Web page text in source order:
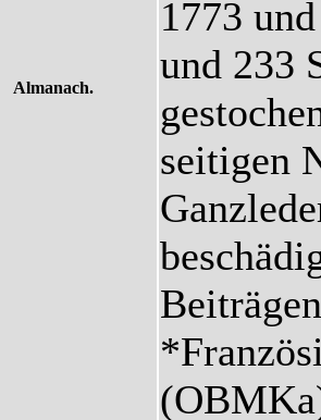
Almanach.
1773
und 233
seitigen